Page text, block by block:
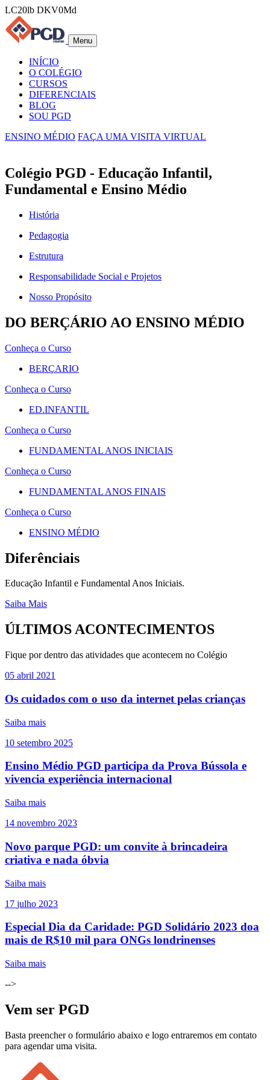
LC20lb DKV0Md
Menu
INÍCIO
O COLÉGIO
CURSOS
DIFERENCIAIS
BLOG
SOU PGD
ENSINO MÉDIO FAÇA UMA VISITA VIRTUAL
Colégio PGD - Educação Infantil,
Fundamental e Ensino Médio
História
Pedagogia
Estrutura
Responsabilidade Social e Projetos
Nosso Propósito
DO BERÇÁRIO AO ENSINO MÉDIO
Conheça o Curso
BERÇARIO
Conheça o Curso
ED.INFANTIL
Conheça o Curso
FUNDAMENTAL ANOS INICIAIS
Conheça o Curso
FUNDAMENTAL ANOS FINAIS
Conheça o Curso
ENSINO MÉDIO
Diferênciais
Educação Infantil e Fundamental Anos Iniciais.
Saiba Mais
ÚLTIMOS ACONTECIMENTOS
Fique por dentro das atividades que acontecem no Colégio
05 abril 2021
Os cuidados com o uso da internet pelas crianças
Saiba mais
10 setembro 2025
Ensino Médio PGD participa da Prova Bússola e
vivencia experiência internacional
Saiba mais
14 novembro 2023
Novo parque PGD: um convite à brincadeira
criativa e nada óbvia
Saiba mais
17 julho 2023
Especial Dia da Caridade: PGD Solidário 2023 doa
mais de R$10 mil para ONGs londrinenses
Saiba mais
-->
Vem ser PGD
Basta preencher o formulário abaixo e logo entraremos em contato
para agendar uma visita.